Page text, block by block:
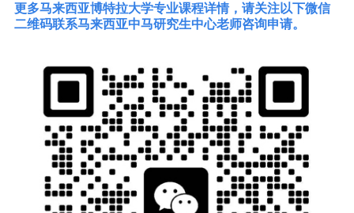
更多马来西亚博特拉大学专业课程详情，请关注以下微信
二维码联系马来西亚中马研究生中心老师咨询申请。